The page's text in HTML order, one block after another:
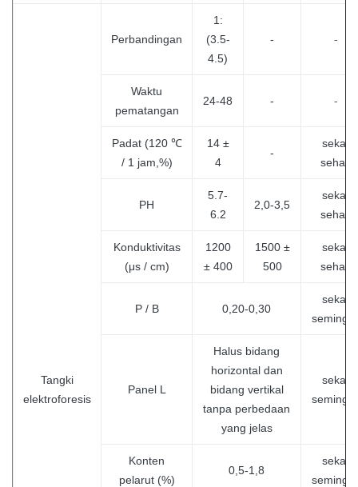
Tangki
elektroforesis
Perbandingan
1:
(3.5-
4.5)
- -
Waktu
pematangan
24-48 - -
Padat (120 ℃
/ 1 jam,%)
14 ±
4
-
sekali
sehari
PH
5.7-
6.2
2,0-3,5
sekali
sehari
Konduktivitas
(μs / cm)
1200
± 400
1500 ±
500
sekali
sehari
P / B 0,20-0,30
sekali
Panel L
Halus bidang
horizontal dan
bidang vertikal
tanpa perbedaan
yang jelas
sekali
Konten
pelarut (%)
0,5-1,8
sekali